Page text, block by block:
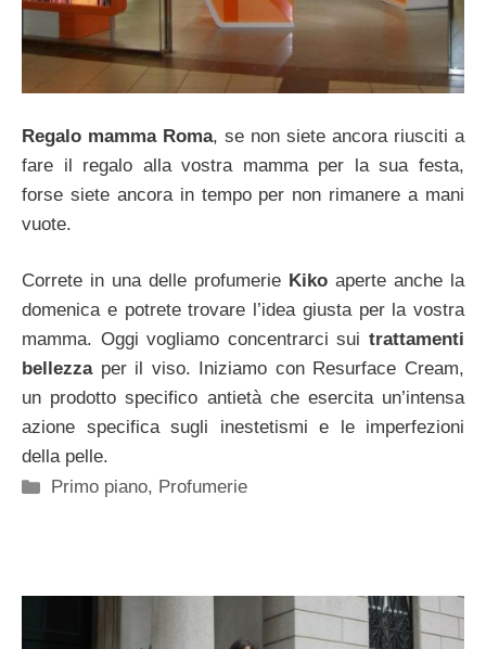
Regalo mamma Roma, se non siete ancora riusciti a
fare il regalo alla vostra mamma per la sua festa,
forse siete ancora in tempo per non rimanere a mani
vuote.
Correte in una delle profumerie Kiko aperte anche la
domenica e potrete trovare l’idea giusta per la vostra
mamma. Oggi vogliamo concentrarci sui trattamenti
bellezzaper il viso. Iniziamo con Resurface Cream,
un prodotto specifico antietà che esercita un’intensa
azione specifica sugli inestetismi e le imperfezioni
della pelle.
Categorie
Primo piano, Profumerie